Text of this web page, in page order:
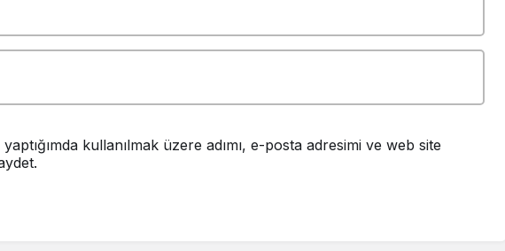
kullanılmak üzere adımı, e-posta adresimi ve web site